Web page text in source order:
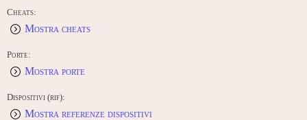
Cheats:
Mostra cheats
Porte:
Mostra porte
Dispositivi (rif):
Mostra referenze dispositivi